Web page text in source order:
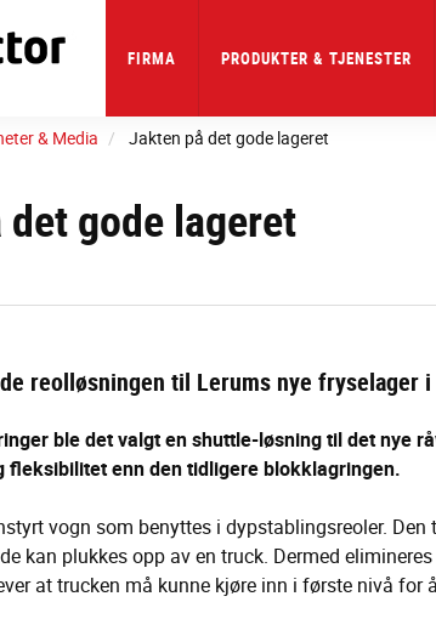
FIRMA PRODUKTER & TJENESTER
& Media Jakten på det gode lageret
gode lageret
reolløsningen til Lerums nye fryselager
ble det valgt en shuttle-løsning til det nye
fleksibilitet enn den tidligere blokklagringen.
vogn som benyttes i dypstablingsreoler.
kan plukkes opp av en truck. Dermed
at trucken må kunne kjøre inn i første nivå for